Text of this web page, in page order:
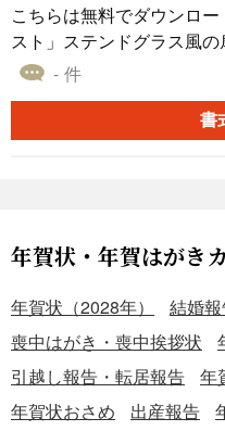
こちらは無料でダウンロ
スト」ステンドグラス風
素材です。 ■デザイン ・新年の「繁栄」を願う扇の枠内
「竹」をあしらった吉祥デザインです
く太い輪郭線で区切り、
ティスティックで目を引く
い方や、クリエイティブな
色 ・馬の顔は茶色、紫、赤、ベージュ、黄土色など、竹の
葉は緑、黄緑、紫などと
いられています。 ・多彩な色使いが、イラストに情熱的で
エネルギッシュな印象を与
たアクセントカラーが、デ
- 件
書
年賀状・年賀はがき
年賀状（2028年）
結婚
喪中はがき・喪中挨拶状
引越し報告・転居報告
年
年賀状おさめ
出産報告